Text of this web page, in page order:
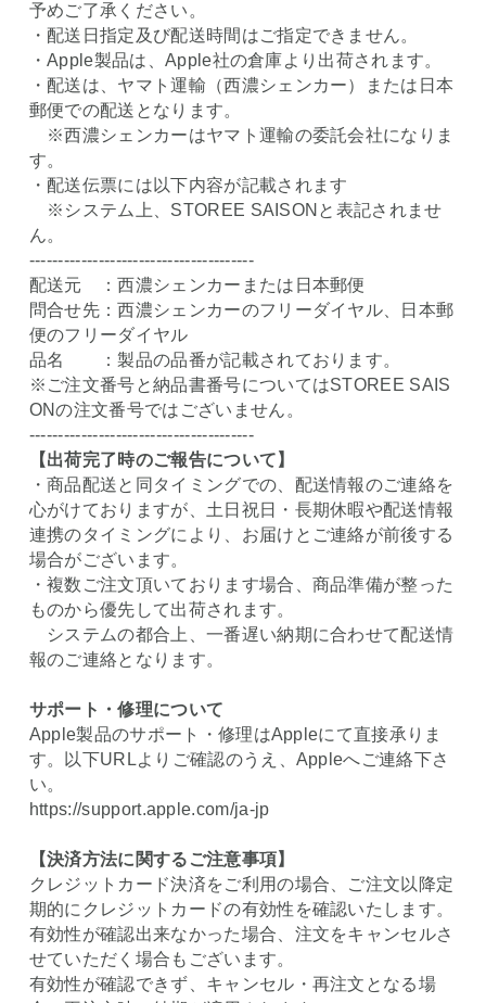
予めご了承ください。
・配送日指定及び配送時間はご指定できません。
・Apple製品は、Apple社の倉庫より出荷されます。
・配送は、ヤマト運輸（西濃シェンカー）または日本
郵便での配送となります。
※西濃シェンカーはヤマト運輸の委託会社になりま
す。
・配送伝票には以下内容が記載されます
※システム上、STOREE SAISONと表記されませ
ん。
---------------------------------------
配送元 ：西濃シェンカーまたは日本郵便
問合せ先：西濃シェンカーのフリーダイヤル、日本郵
便のフリーダイヤル
品名 ：製品の品番が記載されております。
※ご注文番号と納品書番号についてはSTOREE SAIS
ONの注文番号ではございません。
---------------------------------------
【出荷完了時のご報告について】
・商品配送と同タイミングでの、配送情報のご連絡を
心がけておりますが、土日祝日・長期休暇や配送情報
連携のタイミングにより、お届けとご連絡が前後する
場合がございます。
・複数ご注文頂いております場合、商品準備が整った
ものから優先して出荷されます。
システムの都合上、一番遅い納期に合わせて配送情
報のご連絡となります。
サポート・修理について
Apple製品のサポート・修理はAppleにて直接承りま
す。以下URLよりご確認のうえ、Appleへご連絡下さ
い。
https://support.apple.com/ja-jp
【決済方法に関するご注意事項】
クレジットカード決済をご利用の場合、ご注文以降定
期的にクレジットカードの有効性を確認いたします。
有効性が確認出来なかった場合、注文をキャンセルさ
せていただく場合もございます。
有効性が確認できず、キャンセル・再注文となる場